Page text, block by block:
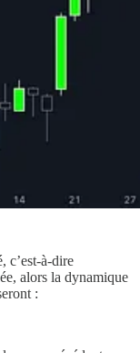
c’est-à-dire
alors la dynamique
: